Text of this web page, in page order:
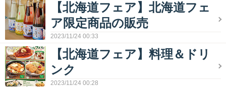
【北海道フェア】北海道フェ
ア限定商品の販売
2023/11/24 00:33
【北海道フェア】料理＆ドリ
ンク
2023/11/24 00:28